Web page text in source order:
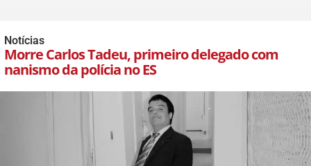
Notícias
Morre Carlos Tadeu, primeiro delegado com
nanismo da polícia no ES